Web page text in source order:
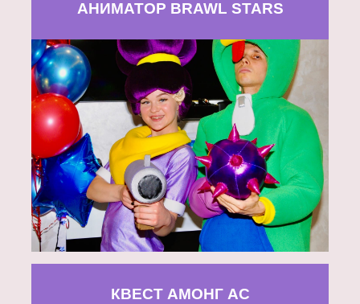
АНИМАТОР BRAWL STARS
КВЕСТ АМОНГ АС